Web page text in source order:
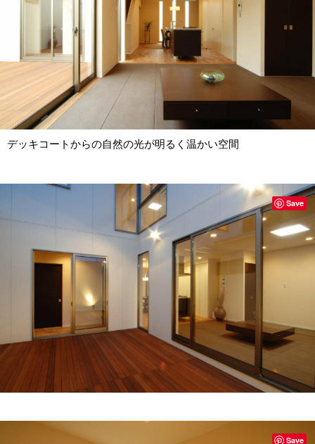
デッキコートからの自然の光が明るく温かい空間
Save
Save